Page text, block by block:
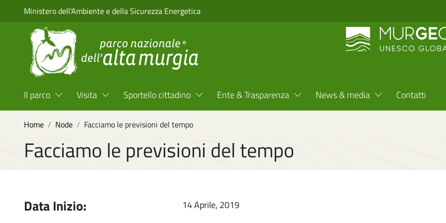
Salta al contenuto principale
Ministero dell'Ambiente e della Sicurezza Energetica
Menu Top Header
Il parco Visita Sportello cittadino Ente & Trasparenza News & media Contatti
Home Node Facciamo le previsioni del tempo
Facciamo le previsioni del tempo
Data Inizio: 14 Aprile, 2019